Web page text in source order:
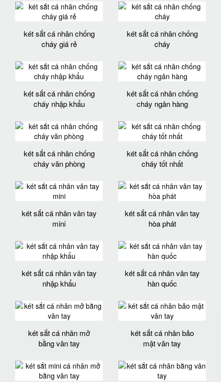
két sắt cá nhân chống
cháy giá rẻ
két sắt cá nhân chống
cháy
két sắt cá nhân chống
cháy nhập khẩu
két sắt cá nhân chống
cháy ngân hàng
két sắt cá nhân chống
cháy văn phòng
két sắt cá nhân chống
cháy tốt nhất
két sắt cá nhân vân tay
mini
két sắt cá nhân vân tay
hòa phát
két sắt cá nhân vân tay
nhập khẩu
két sắt cá nhân vân tay
hàn quốc
két sắt cá nhân mở
bằng vân tay
két sắt cá nhân bảo
mật vân tay